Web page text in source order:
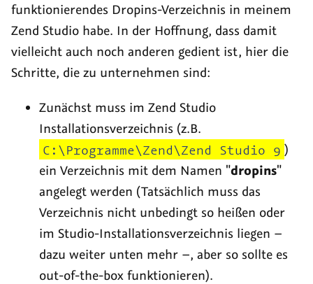
funktionierendes Dropins-Verzeichnis in meinem
Zend Studio habe. In der Hoffnung, dass damit
vielleicht auch noch anderen gedient ist, hier die
Schritte, die zu unternehmen sind:
Zunächst muss im Zend Studio
Installationsverzeichnis (z.B.
C:\Programme\Zend\Zend Studio 9 )
ein Verzeichnis mit dem Namen "dropins"
angelegt werden (Tatsächlich muss das
Verzeichnis nicht unbedingt so heißen oder
im Studio-Installationsverzeichnis liegen –
dazu weiter unten mehr –, aber so sollte es
out-of-the-box funktionieren).